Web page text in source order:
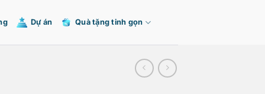
Dự án Quà tặng tinh gọn